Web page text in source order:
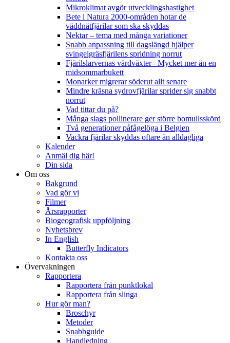
Mikroklimat avgör utvecklingshastighet
Bete i Natura 2000-områden hotar de
väddnätfjärilar som ska skyddas
Nektar – tema med många variationer
Snabb anpassning till dagslängd hjälper
svingelgräsfjärilens spridning norrut
Fjärilslarvernas värdväxter– Mycket mer än en
midsommarbukett
Monarker migrerar söderut allt senare
Mindre kräsna sydrovfjärilar sprider sig snabbt
norrut
Vad tittar du på?
Många slags pollinerare ger större bomullsskörd
Två generationer påfågelöga i Belgien
Vackra fjärilar skyddas oftare än alldagliga
Kalender
Anmäl dig här!
Din sida
Om oss
Bakgrund
Vad gör vi
Filmer
Årsrapporter
Biogeografisk uppföljning
Nyhetsbrev
In English
Butterfly Indicators
Kontakta oss
Övervakningen
Rapportera
Rapportera från punktlokal
Rapportera från slinga
Hur gör man?
Broschyr
Metoder
Snabbguide
Handledning